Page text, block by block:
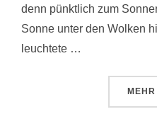
denn pünktlich zum
Sonne unter den Wolken
leuchtete …
MEHR